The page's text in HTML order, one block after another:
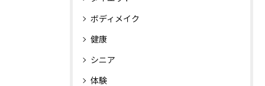
ボディメイク
健康
シニア
体験